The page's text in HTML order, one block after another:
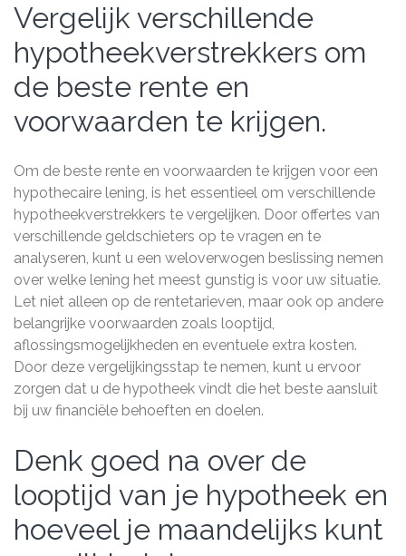
Vergelijk verschillende
hypotheekverstrekkers om
de beste rente en
voorwaarden te krijgen.
Om de beste rente en voorwaarden te krijgen voor een
hypothecaire lening, is het essentieel om verschillende
hypotheekverstrekkers te vergelijken. Door offertes van
verschillende geldschieters op te vragen en te
analyseren, kunt u een weloverwogen beslissing nemen
over welke lening het meest gunstig is voor uw situatie.
Let niet alleen op de rentetarieven, maar ook op andere
belangrijke voorwaarden zoals looptijd,
aflossingsmogelijkheden en eventuele extra kosten.
Door deze vergelijkingsstap te nemen, kunt u ervoor
zorgen dat u de hypotheek vindt die het beste aansluit
bij uw financiële behoeften en doelen.
Denk goed na over de
looptijd van je hypotheek en
hoeveel je maandelijks kunt